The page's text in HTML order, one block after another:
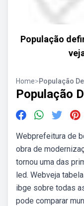
População
Home>População
População
Webprefeitura de
obra de
tornou uma das
led. Webveja
ibge sobre todas
pode comparar